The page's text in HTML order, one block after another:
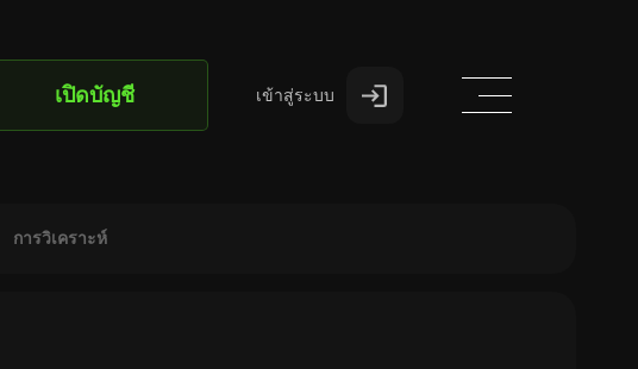
เปิดบัญชี เข้าสู่ระบบ
การวิเคราะห์